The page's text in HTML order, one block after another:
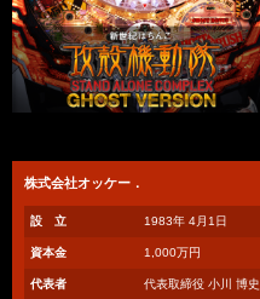
株式会社オッケー．
設 立 1983年 4月1日
資本金 1,000万円
代表者 代表取締役 小川 博史